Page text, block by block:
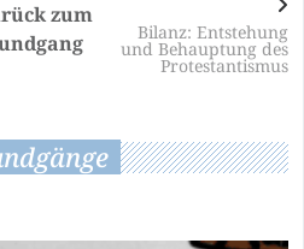
zum
Bilanz: Entstehung
und Behauptung des
Protestantismus